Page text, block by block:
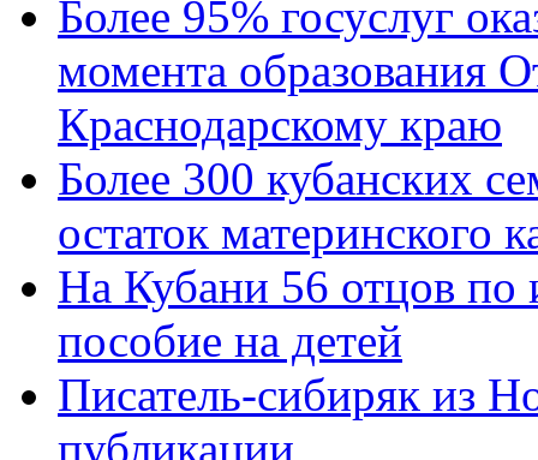
Более 95% госуслуг
момента образования
Краснодарскому краю
Более 300 кубанских
остаток материнского
На Кубани 56 отцов по
пособие на детей
Писатель-сибиряк из
публикации